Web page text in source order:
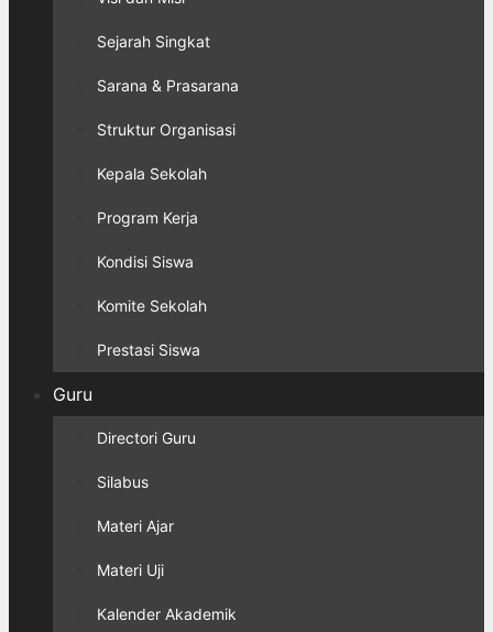
Sejarah Singkat
Sarana & Prasarana
Struktur Organisasi
Kepala Sekolah
Program Kerja
Kondisi Siswa
Komite Sekolah
Prestasi Siswa
Guru
Directori Guru
Silabus
Materi Ajar
Materi Uji
Kalender Akademik